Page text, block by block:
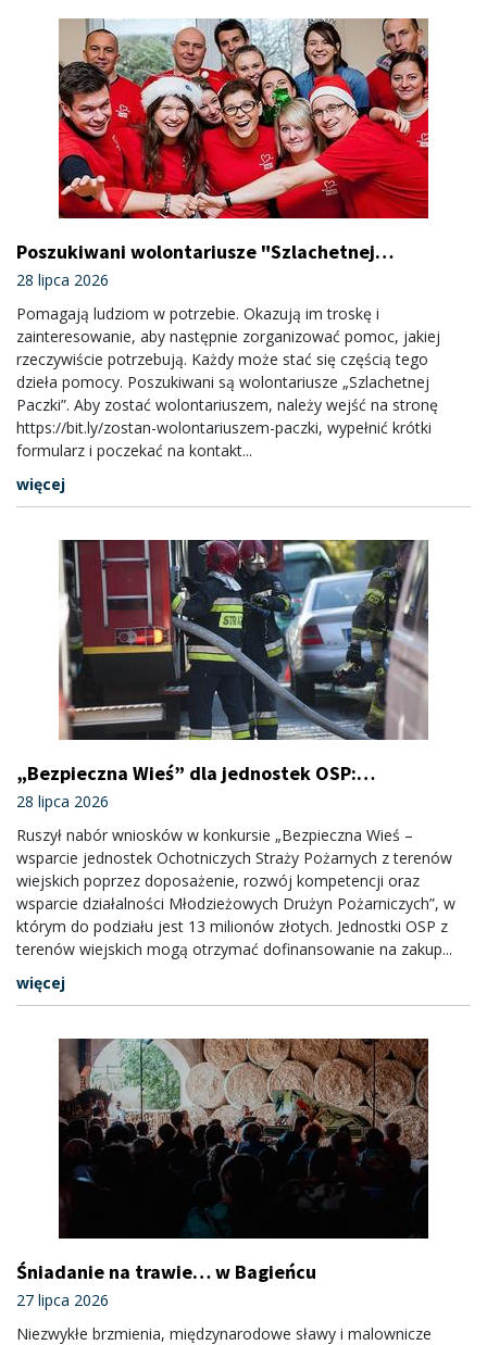
Poszukiwani wolontariusze "Szlachetnej
Paczki"
28 lipca 2026
Pomagają ludziom w potrzebie. Okazują im troskę i
zainteresowanie, aby następnie zorganizować pomoc, jakiej
rzeczywiście potrzebują. Każdy może stać się częścią tego
dzieła pomocy. Poszukiwani są wolontariusze „Szlachetnej
Paczki”. Aby zostać wolontariuszem, należy wejść na stronę
https://bit.ly/zostan-wolontariuszem-paczki, wypełnić krótki
formularz i poczekać na kontakt...
więcej
„Bezpieczna Wieś” dla jednostek OSP:
trwa nabór
28 lipca 2026
Ruszył nabór wniosków w konkursie „Bezpieczna Wieś –
wsparcie jednostek Ochotniczych Straży Pożarnych z terenów
wiejskich poprzez doposażenie, rozwój kompetencji oraz
wsparcie działalności Młodzieżowych Drużyn Pożarniczych”, w
którym do podziału jest 13 milionów złotych. Jednostki OSP z
terenów wiejskich mogą otrzymać dofinansowanie na zakup...
więcej
Śniadanie na trawie… w Bagieńcu
27 lipca 2026
Niezwykłe brzmienia, międzynarodowe sławy i malownicze